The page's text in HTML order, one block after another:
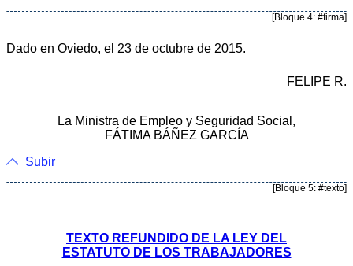
[Bloque 4: #firma]
Dado en Oviedo, el 23 de octubre de 2015.
FELIPE R.
La Ministra de Empleo y Seguridad Social,
FÁTIMA BÁÑEZ GARCÍA
Subir
[Bloque 5: #texto]
TEXTO REFUNDIDO DE LA LEY DEL
ESTATUTO DE LOS TRABAJADORES